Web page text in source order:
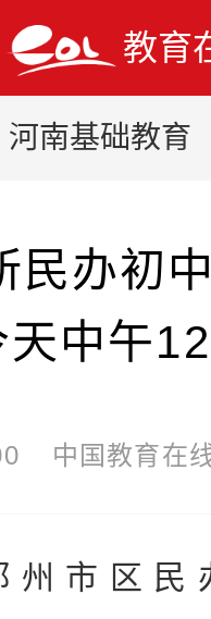
教育
河南基础教育
民办初
中午
中国教育在
州市区